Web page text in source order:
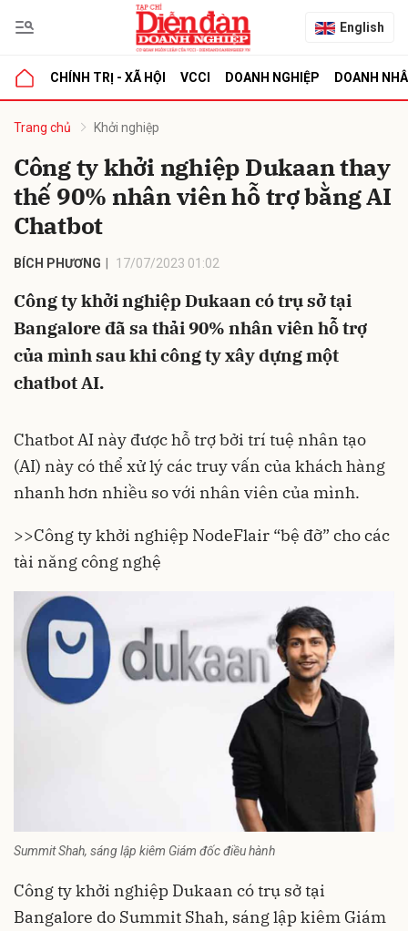
English
CHÍNH TRỊ - XÃ HỘI VCCI DOANH NGHIỆP DOANH
Trang chủ Khởi nghiệp
Công ty khởi nghiệp Dukaan thay
thế 90% nhân viên hỗ trợ bằng AI
Chatbot
BÍCH PHƯƠNG 17/07/2023 01:02
Công ty khởi nghiệp Dukaan có trụ sở tại
Bangalore đã sa thải 90% nhân viên hỗ trợ
của mình sau khi công ty xây dựng một
chatbot AI.
Chatbot AI này được hỗ trợ bởi trí tuệ nhân tạo
(AI) này có thể xử lý các truy vấn của khách hàng
nhanh hơn nhiều so với nhân viên của mình.
>>Công ty khởi nghiệp NodeFlair “bệ đỡ” cho các
tài năng công nghệ
Summit Shah, sáng lập kiêm Giám đốc điều hành
Công ty khởi nghiệp Dukaan có trụ sở tại
Bangalore do Summit Shah, sáng lập kiêm Giám
luận
Hủy